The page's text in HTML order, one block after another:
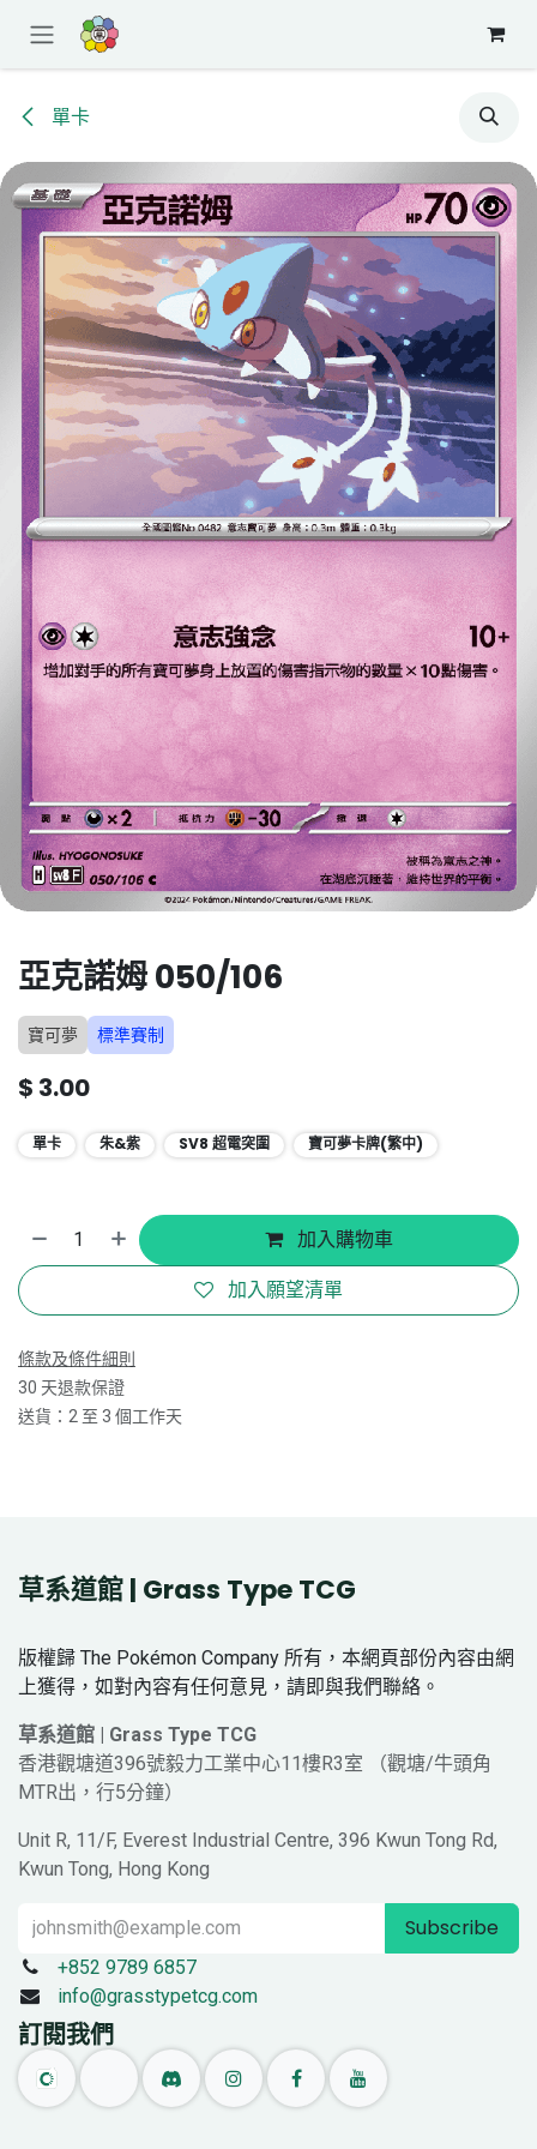
單卡
亞克諾姆 050/106
寶可夢 標準賽制
$ 3.00
單卡 朱&紫 SV8 超電突圍 寶可夢卡牌(繁中)
加入購物車
加入願望清單
條款及條件細則
30 天退款保證
送貨：2 至 3 個工作天
草系道館 | Grass Type TCG
版權歸 The Pokémon Company 所有，本網頁部份內容由網
上獲得，如對內容有任何意見，請即與我們聯絡。
草系道館 | Grass Type TCG
香港觀塘道396號毅力工業中心11樓R3室 （觀塘/牛頭角
MTR出，行5分鐘）
Unit R, 11/F, Everest Industrial Centre, 396 Kwun Tong Rd,
Kwun Tong, Hong Kong
Subscribe
+852 9789 6857
info@grasstypetcg.com
訂閱我們